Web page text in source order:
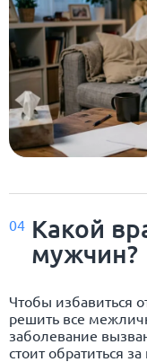
04 Какой
мужчин?
Чтобы избавиться
решить все
заболевание
стоит обратиться